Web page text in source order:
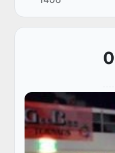
сделать